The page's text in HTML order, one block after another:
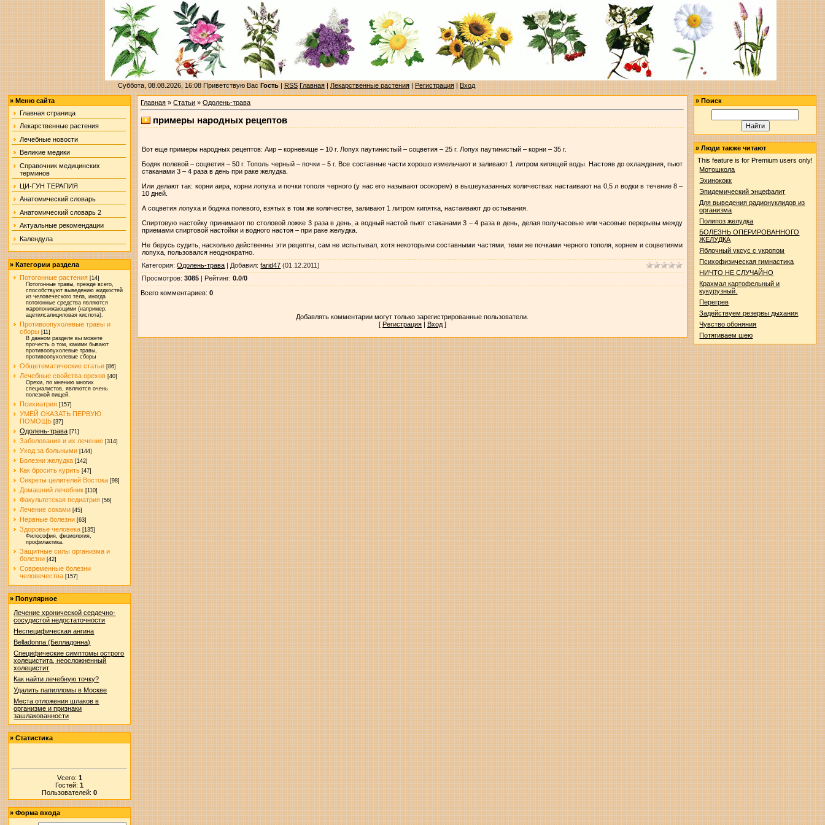
Суббота, 08.08.2026, 16:08Приветствую Вас Гость|RSS Главная|Лекарственные растения|Регистрация|Вход
»Меню сайта
Главная страница
Лекарственные растения
Лечебные новости
Великие медики
Справочник медицинских
терминов
ЦИ-ГУН ТЕРАПИЯ
Анатомический словарь
Анатомический словарь 2
Актуальные рекомендации
Календула
»Категории раздела
Потогонные растения [14]
Потогонные травы, прежде всего,
способствуют выведению жидкостей
из человеческого тела, иногда
потогонные средства являются
жаропонижающими (например,
ацетилсалициловая кислота).
Противоопухолевые травы и
сборы [11]
В данном разделе вы можете
прочесть о том, какими бывают
противоопухолевые травы,
противоопухолевые сборы
Общетематические статьи [86]
Лечебные свойства орехов [40]
Орехи, по мнению многих
специалистов, являются очень
полезной пищей.
Психиатрия [157]
УМЕЙ ОКАЗАТЬ ПЕРВУЮ
ПОМОЩЬ [37]
Одолень-трава [71]
Заболевания и их лечение [314]
Уход за больными [144]
Болезни желудка [142]
Как бросить курить [47]
Секреты целителей Востока [98]
Домашний лечебник [110]
Факультетская педиатрия [56]
Лечение соками [45]
Нервные болезни [63]
Здоровье человека [135]
Философия, физиология,
профилактика.
Защитные силы организма и
болезни [42]
Современные болезни
человечества [157]
»Популярное
Лечение хронической сердечно-
сосудистой недостаточности
Неспецифическая ангина
Belladonna (Белладонна)
Специфические симптомы острого
холецистита, неосложненный
холецистит
Как найти лечебную точку?
Удалить папилломы в Москве
Места отложения шлаков в
организме и признаки
зашлакованности
»Статистика
Vсего: 1
Гостей:1
Пользователей:0
»Форма входа
Главная »Статьи »Одолень-трава
примеры народных рецептов
Вот еще примеры народных рецептов: Аир – корневище – 10 г. Лопух паутинистый – соцветия – 25 г. Лопух паутинистый – корни – 35 г.
Бодяк полевой – соцветия – 50 г. Тополь черный – почки – 5 г. Все составные части хорошо измельчают и заливают 1 литром кипящей воды. Настояв до охлаждения, пьют
стаканами 3 – 4 раза в день при раке желудка.
Или делают так: корни аира, корни лопуха и почки тополя черного (у нас его называют осокорем) в вышеуказанных количествах настаивают на 0,5 л водки в течение 8 –
10 дней.
А соцветия лопуха и бодяка полевого, взятых в том же количестве, заливают 1 литром кипятка, настаивают до остывания.
Спиртовую настойку принимают по столовой ложке 3 раза в день, а водный настой пьют стаканами 3 – 4 раза в день, делая получасовые или часовые перерывы между
приемами спиртовой настойки и водного настоя – при раке желудка.
Не берусь судить, насколько действенны эти рецепты, сам не испытывал, хотя некоторыми составными частями, теми же почками черного тополя, корнем и соцветиями
лопуха, пользовался неоднократно.
Категория:Одолень-трава | Добавил:farid47 (01.12.2011)
Просмотров:3085 | Рейтинг:0.0/0
Всего комментариев:0
Добавлять комментарии могут только зарегистрированные пользователи.
[ Регистрация| Вход]
»Поиск
»Люди также читают
This feature is for Premium users only!
Мотошкола
Эхинококк
Эпидемический энцефалит
Для выведения радионуклидов из
организма
Полипоз желудка
БОЛЕЗНЬ ОПЕРИРОВАННОГО
ЖЕЛУДКА
Яблочный уксус с укропом
Психофизическая гимнастика
НИЧТО НЕ СЛУЧАЙНО
Крахмал картофельный и
кукурузный.
Перегрев
Задействуем резервы дыхания
Чувство обоняния
Потягиваем шею